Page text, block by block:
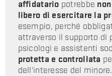
affidatario potrebbe
libero di esercitare la
esempio, perché
attraverso il supporto di
psicologi e assistenti
protetta e controllata
dell'interesse del minore.